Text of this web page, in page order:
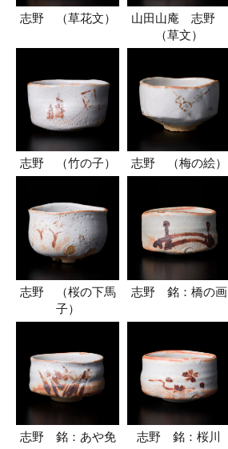
志野 （草花文）
山田山庵 志野
（草文）
志野 （竹の子） 志野 （梅の絵）
志野 （桜の下馬
子）
志野 銘：橋の画
志野 銘：あや免 志野 銘：桜川